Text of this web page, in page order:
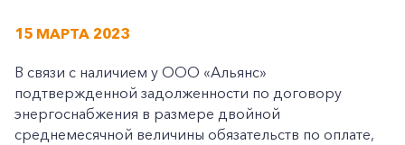
15 МАРТА 2023
В связи с наличием у ООО «Альянс»
подтвержденной задолженности по договору
энергоснабжения в размере двойной
среднемесячной величины обязательств по оплате,